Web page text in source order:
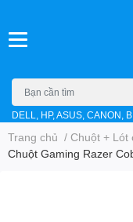
DELL, HP, ASUS, CANON,
Trang chủ / Chuột + Lót
Chuột Gaming Razer